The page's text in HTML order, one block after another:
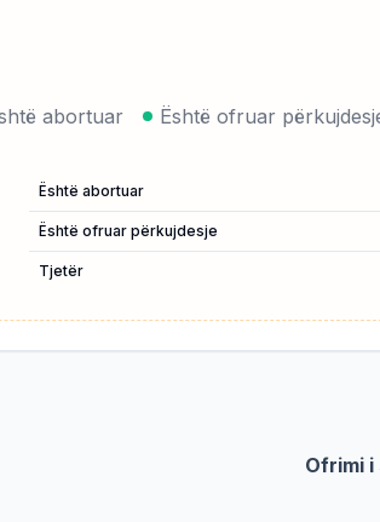
abortuar Është ofruar
Është abortuar
Është ofruar përkujdesje
Tjetër
Ofrimi